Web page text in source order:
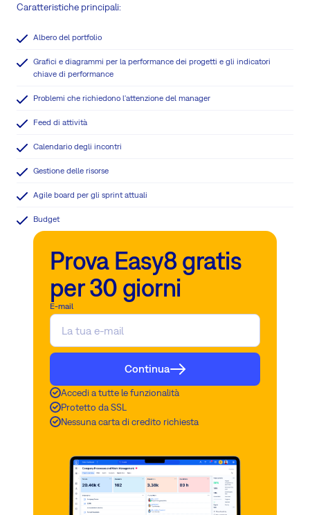
Caratteristiche principali:
Albero del portfolio
Grafici e diagrammi per la performance dei progetti e gli indicatori
chiave di performance
Problemi che richiedono l'attenzione del manager
Feed di attività
Calendario degli incontri
Gestione delle risorse
Agile board per gli sprint attuali
Budget
Prova Easy8 gratis
per 30 giorni
E-mail
Continua
Accedi a tutte le funzionalità
Protetto da SSL
Nessuna carta di credito richiesta